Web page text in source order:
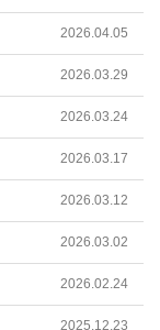
2026.04.05
2026.03.29
2026.03.24
2026.03.17
2026.03.12
2026.03.02
2026.02.24
2025.12.23